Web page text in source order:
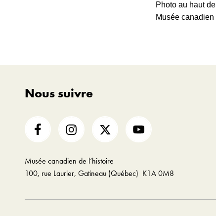
Photo au haut
Musée
Nous suivre
Musée canadien de l’histoire
100, rue Laurier, Gatineau (Québec) K1A 0M8